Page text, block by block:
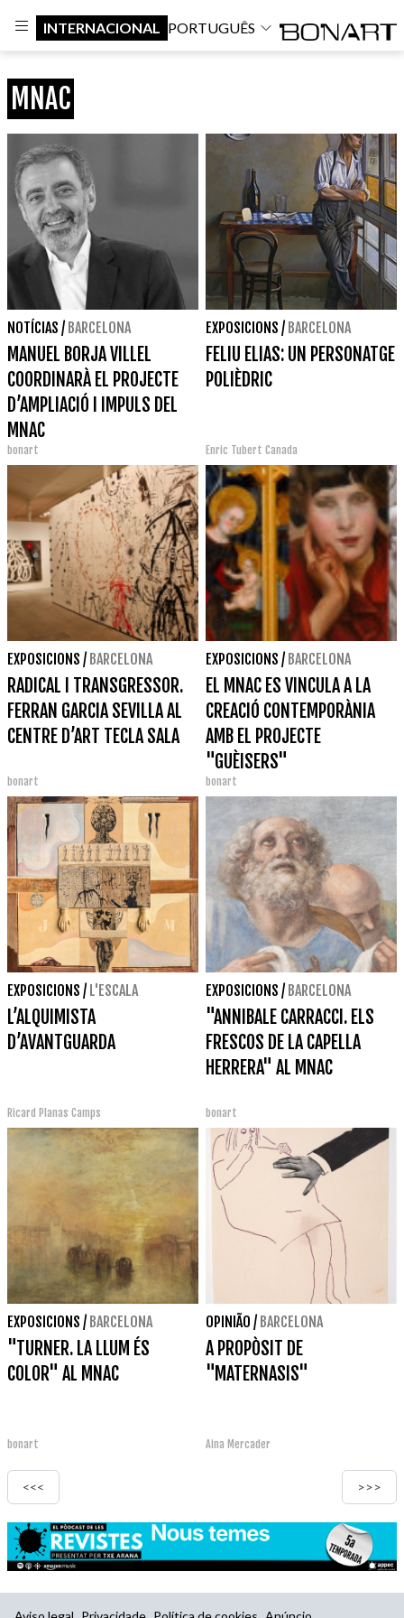
INTERNACIONAL PORTUGUÊS
MNAC
NOTÍCIAS / BARCELONA
MANUEL BORJA VILLEL
COORDINARÀ EL PROJECTE
D’AMPLIACIÓ I IMPULS DEL
MNAC
bonart
EXPOSICIONS / BARCELONA
FELIU ELIAS: UN PERSONATGE
POLIÈDRIC
Enric Tubert Canada
EXPOSICIONS / BARCELONA
RADICAL I TRANSGRESSOR.
FERRAN GARCIA SEVILLA AL
CENTRE D’ART TECLA SALA
bonart
EXPOSICIONS / BARCELONA
EL MNAC ES VINCULA A LA
CREACIÓ CONTEMPORÀNIA
AMB EL PROJECTE
"GUÈISERS"
bonart
EXPOSICIONS / L'ESCALA
L’ALQUIMISTA
D’AVANTGUARDA
Ricard Planas Camps
EXPOSICIONS / BARCELONA
"ANNIBALE CARRACCI. ELS
FRESCOS DE LA CAPELLA
HERRERA" AL MNAC
bonart
EXPOSICIONS / BARCELONA
"TURNER. LA LLUM ÉS
COLOR" AL MNAC
bonart
OPINIÃO / BARCELONA
A PROPÒSIT DE
"MATERNASIS"
Aina Mercader
<<< >>>